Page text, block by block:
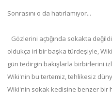
Sonrasını o da hatırlamıyor...
Gözlerini açtığında sokakta
oldukça iri bir başka türdeşiyle,
gün tedirgin bakışlarla birbirlerini
Wiki'nin bu tertemiz, tehlikesiz
Wiki'nin sokak kedisine benzer bir